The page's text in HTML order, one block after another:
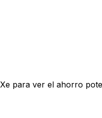
para ver el ahorro